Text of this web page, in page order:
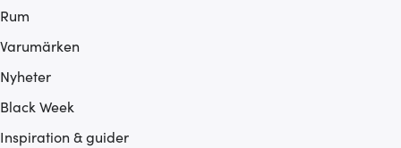
Rum
Varumärken
Nyheter
Black Week
Inspiration & guider